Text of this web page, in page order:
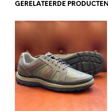
GERELATEERDE PRODUCTEN